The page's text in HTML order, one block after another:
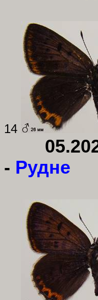
14
- Рудне